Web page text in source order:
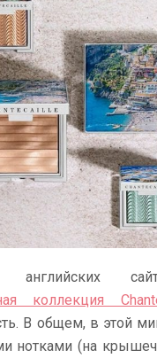
английских
коллекция
В общем, в этой
нотками (на